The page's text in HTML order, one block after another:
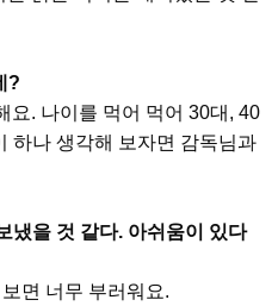
?
요. 나이를 먹어 먹어 30대 , 40
하나 생각해 보자면 감독님과
냈을 것 같다. 아쉬움이 있다
면 너무 부러워요.